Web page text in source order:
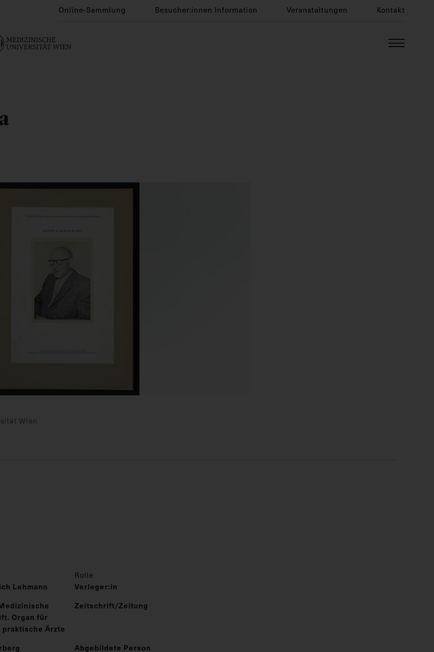
Online-Sammlung Besucher:innen Information Veranstaltungen Kontakt
Wien
Rolle
Lehmann
Verleger:in
Organ für
Ärzte
Zeitschrift/Zeitung
Abgebildete Person